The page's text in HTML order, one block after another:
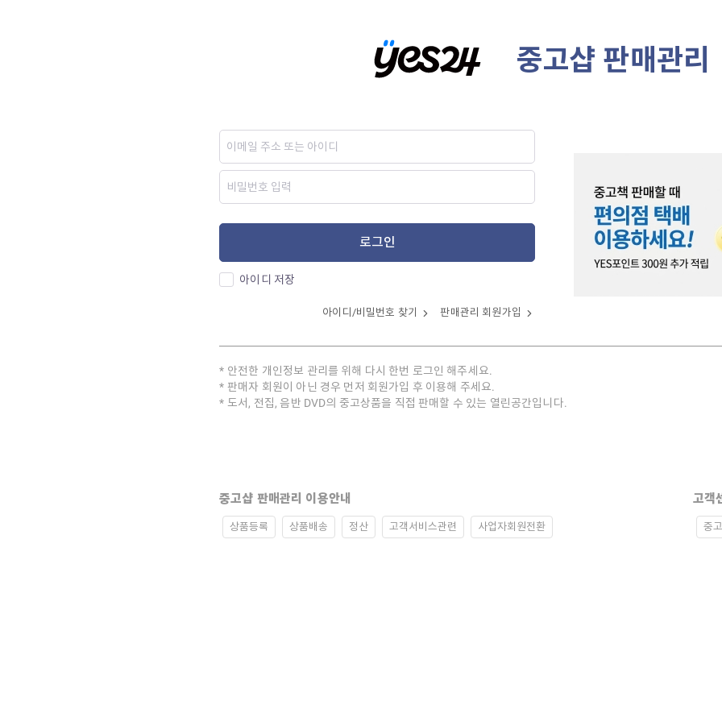
중고샵 판매관리
로그인
아이디 저장
아이디/비밀번호 찾기 판매관리 회원가입
안전한 개인정보 관리를 위해 다시 한번 로그인 해주세요.
판매자 회원이 아닌 경우 먼저 회원가입 후 이용해 주세요.
도서, 전집, 음반 DVD의 중고상품을 직접 판매할 수 있는 열린공간입니다.
중고샵 판매관리 이용안내
상품등록 상품배송 정산 고객서비스관련 사업자회원전환
고객
중